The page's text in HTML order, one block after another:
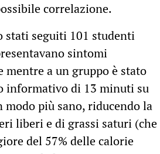
correlazione.
stati seguiti 101 studenti
sintomi
mentre a un gruppo è stato
informativo di 13 minuti su
modo più sano, riducendo la
liberi e di grassi saturi (che
del 57% delle calorie